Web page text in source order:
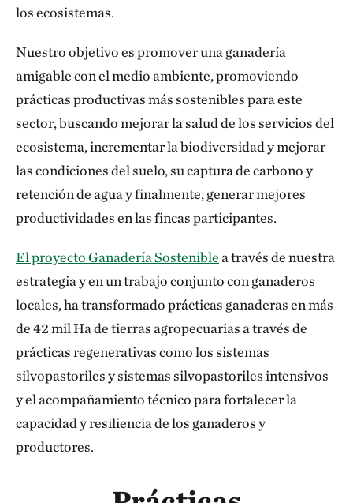
los ecosistemas.
Nuestro objetivo es promover una ganadería
amigable con el medio ambiente, promoviendo
prácticas productivas más sostenibles para este
sector, buscando mejorar la salud de los servicios del
ecosistema, incrementar la biodiversidad y mejorar
las condiciones del suelo, su captura de carbono y
retención de agua y finalmente, generar mejores
productividades en las fincas participantes.
El proyecto Ganadería Sosteniblea través de nuestra
estrategia y en un trabajo conjunto con ganaderos
locales, ha transformado prácticas ganaderas en más
de 42 mil Ha de tierras agropecuarias a través de
prácticas regenerativas como los sistemas
silvopastoriles y sistemas silvopastoriles intensivos
y el acompañamiento técnico para fortalecer la
capacidad y resiliencia de los ganaderos y
productores.